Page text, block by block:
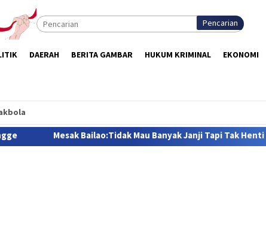
Pencarian
DAERAH BERITA GAMBAR HUKUM KRIMINAL EKONOMI
Banyak Janji Tapi Tak Henti Berusaha Demi Masyarakat